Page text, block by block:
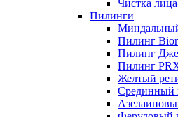
Чистка
Пилинги
Пилинг
Пилинг
Пилинг
Желтый
Срединный